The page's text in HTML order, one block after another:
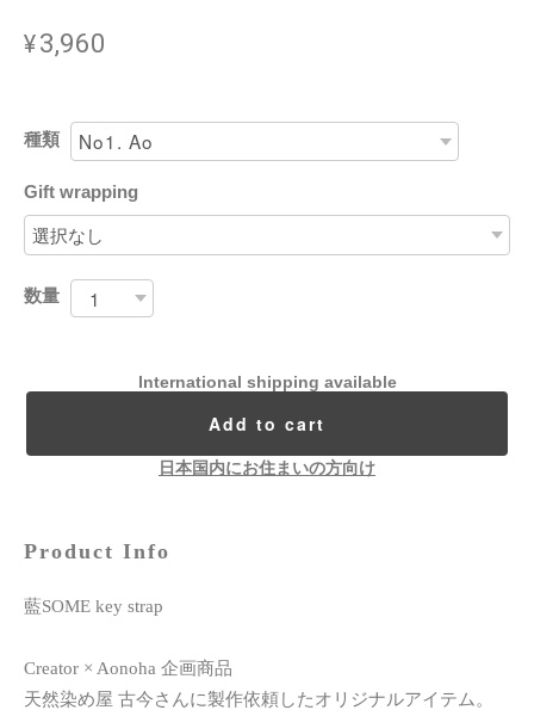
¥3,960
種類
Gift wrapping
数量
International shipping available
Add to cart
日本国内にお住まいの方向け
Product Info
藍SOME key strap
Creator × Aonoha 企画商品
天然染め屋 古今さんに製作依頼したオリジナルアイテム。